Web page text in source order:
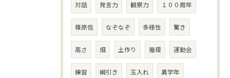
対話 発言力 観察力 １００周年
篠原信 なぞなぞ 多様性 驚き
高さ 畑 土作り 循環 運動会
練習 綱引き 玉入れ 異学年